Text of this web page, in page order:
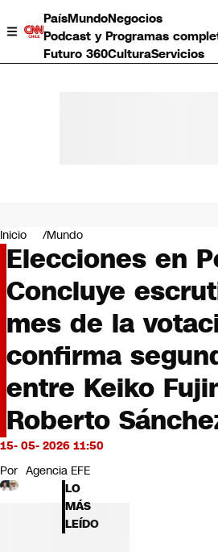
PaísMundoNegocios
Podcast y Programas
Futuro 360CulturaServicios
Negocios
Deportes
Programas completos
Cultura
Servicios
Bits
CNN tiempo
Futuro 360
Opinión
Inicio Mundo
Elecciones en
Concluye
mes de la
confirma
entre Keiko
Roberto
15- 05- 2026 11:50
Por Agencia EFE
LO
MÁS
LEÍDO